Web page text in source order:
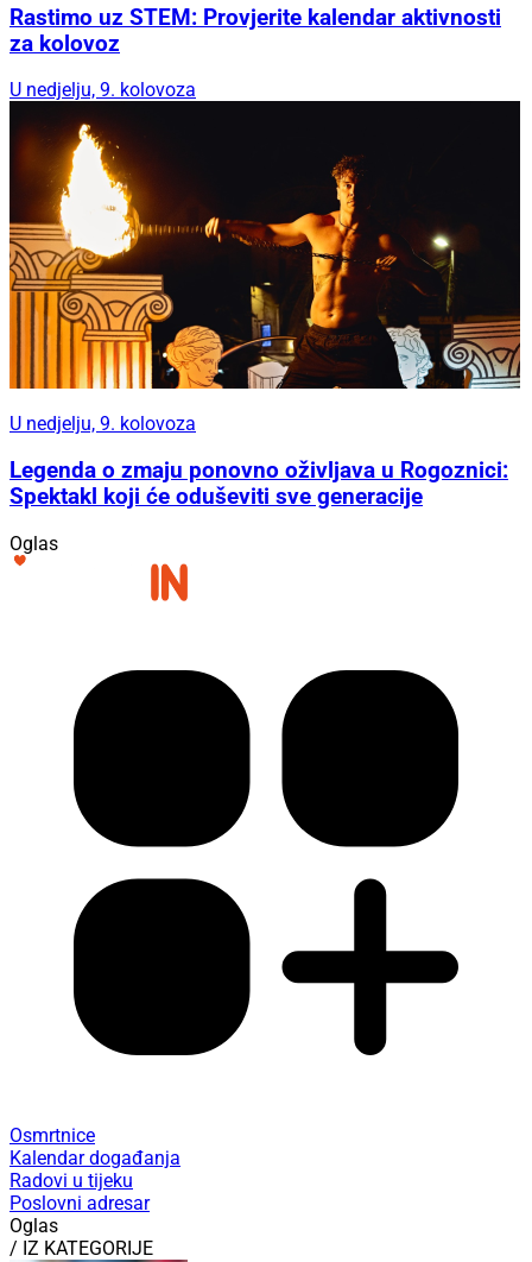
Rastimo uz STEM: Provjerite kalendar aktivnosti
za kolovoz
U nedjelju, 9. kolovoza
U nedjelju, 9. kolovoza
Legenda o zmaju ponovno oživljava u Rogoznici:
Spektakl koji će oduševiti sve generacije
Oglas
Osmrtnice
Kalendar događanja
Radovi u tijeku
Poslovni adresar
Oglas
/ IZ KATEGORIJE